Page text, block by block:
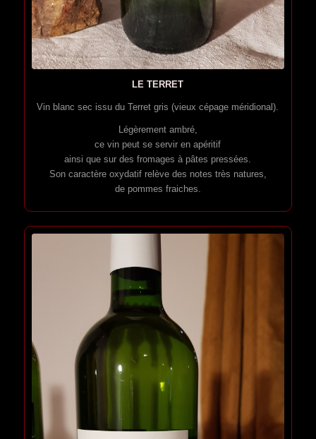
LE TERRET
Vin blanc sec issu du Terret gris (vieux cépage méridional).
Légèrement ambré,
ce vin peut se servir en apéritif
ainsi que sur des fromages à pâtes pressées.
Son caractère oxydatif relève des notes très natures,
de pommes fraiches.